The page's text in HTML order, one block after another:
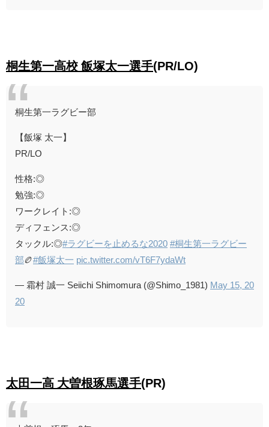
桐生第一高校 飯塚太一選手(PR/LO)
桐生第一ラグビー部
【飯塚 太一】
PR/LO
性格:◎
勉強:◎
ワークレイト:◎
ディフェンス:◎
タックル:◎#ラグビーを止めるな2020 #桐生第一ラグビー
部🏉#飯塚太一 pic.twitter.com/vT6F7ydaWt
— 霜村 誠一 Seiichi Shimomura (@Shimo_1981) May 15, 20
20
太田一高 大曽根琢馬選手(PR)